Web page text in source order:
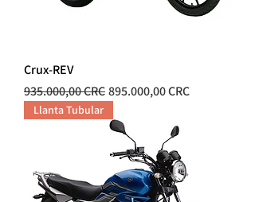
Crux-REV
Precio
935.000,00 CRCPrecio de oferta
895.000,00 CRC
Llanta Tubular